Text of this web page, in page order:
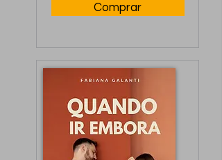
intimidade.Comprar